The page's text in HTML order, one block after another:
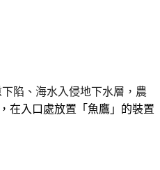
陷、海水入侵地下水層，農
在入口處放置「魚鷹」的裝置